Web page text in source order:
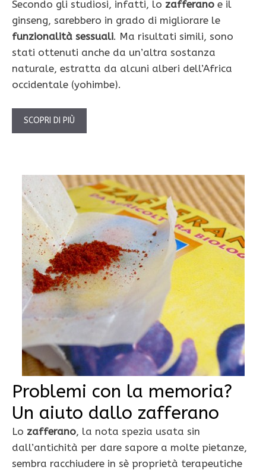
Secondo gli studiosi, infatti, lo zafferano e il
ginseng, sarebbero in grado di migliorare le
funzionalità sessuali. Ma risultati simili, sono
stati ottenuti anche da un’altra sostanza
naturale, estratta da alcuni alberi dell’Africa
occidentale (yohimbe).
SCOPRI DI PIÙ
Problemi con la memoria?
Un aiuto dallo zafferano
Lo zafferano, la nota spezia usata sin
dall’antichità per dare sapore a molte pietanze,
sembra racchiudere in sè proprietà terapeutiche